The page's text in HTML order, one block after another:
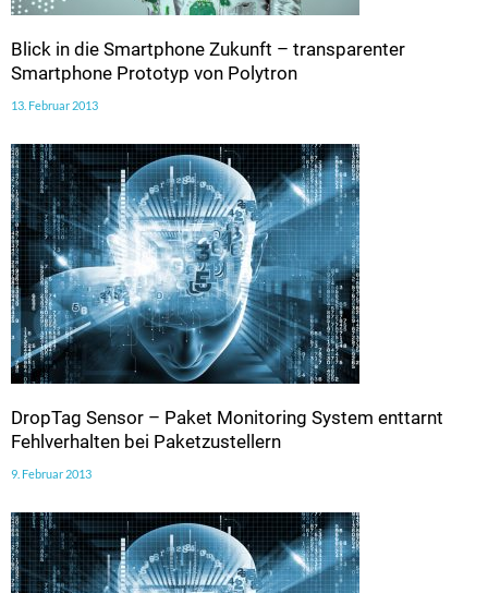
Blick in die Smartphone Zukunft – transparenter
Smartphone Prototyp von Polytron
13. Februar 2013
DropTag Sensor – Paket Monitoring System enttarnt
Fehlverhalten bei Paketzustellern
9. Februar 2013